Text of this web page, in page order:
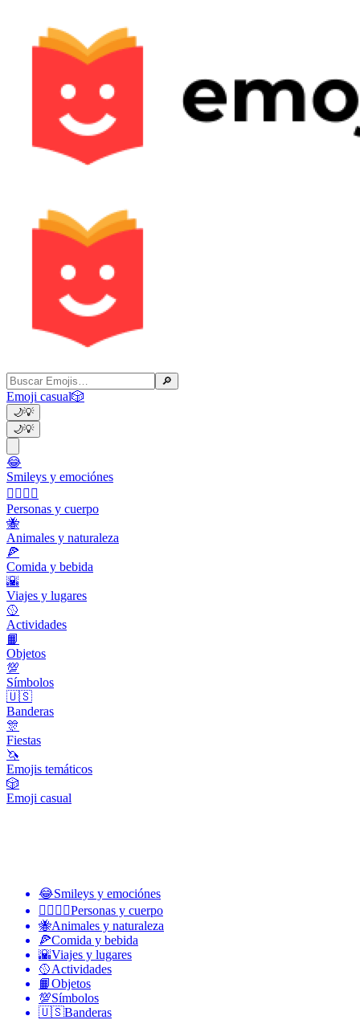
🔎
Emoji casual🎲
🌙💡
🌙💡
😂
Smileys y emociónes
👩‍❤️‍💋‍👨
Personas y cuerpo
🐝
Animales y naturaleza
🍕
Comida y bebida
🌇
Viajes y lugares
🥎
Actividades
📙
Objetos
💯
Símbolos
🇺🇸
Banderas
🎊
Fiestas
🦄
Emojis temáticos
🎲
Emoji casual
😂Smileys y emociónes
👩‍❤️‍💋‍👨Personas y cuerpo
🐝Animales y naturaleza
🍕Comida y bebida
🌇Viajes y lugares
🥎Actividades
📙Objetos
💯Símbolos
🇺🇸Banderas